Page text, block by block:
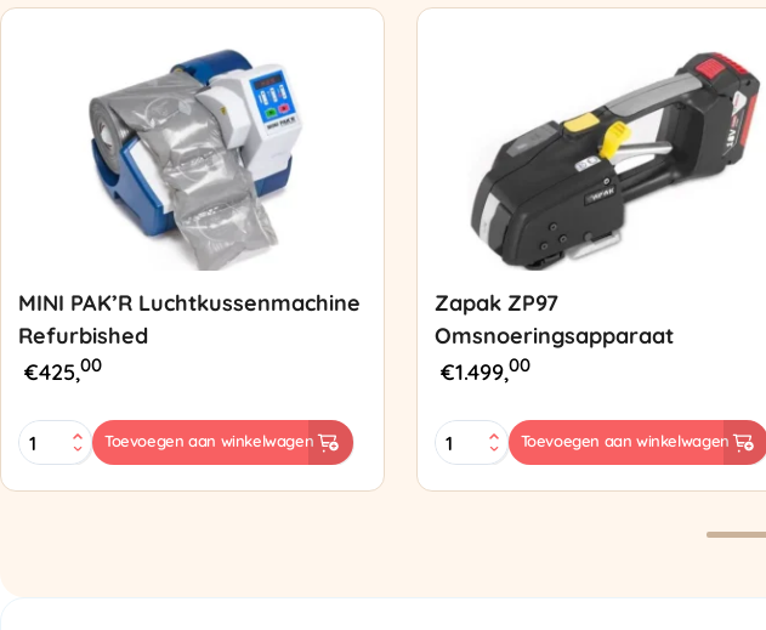
MINI PAK’R Luchtkussenmachine
Refurbished
€425,00
MINI
PAK'R
Toevoegen aan winkelwagen
Zapak ZP97
Omsnoeringsapparaat
€1.499,00
Zapak
ZP97
Toevoegen aan winkelwagen